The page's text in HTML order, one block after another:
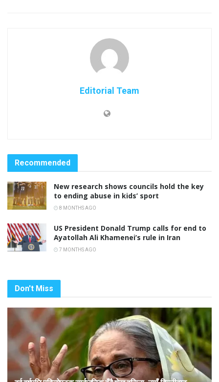
Editorial Team
Recommended
New research shows councils hold the key
to ending abuse in kids’ sport
8 MONTHS AGO
US President Donald Trump calls for end to
Ayatollah Ali Khamenei’s rule in Iran
7 MONTHS AGO
Don't Miss